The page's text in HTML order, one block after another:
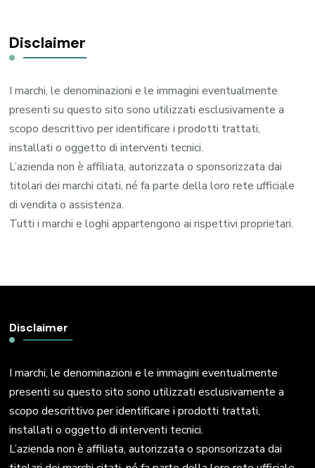
Disclaimer
I marchi, le denominazioni e le immagini eventualmente
presenti su questo sito sono utilizzati esclusivamente a
scopo descrittivo per identificare i prodotti trattati,
installati o oggetto di interventi tecnici.
L’azienda non è affiliata, autorizzata o sponsorizzata dai
titolari dei marchi citati, né fa parte della loro rete ufficiale
di vendita o assistenza.
Tutti i marchi e loghi appartengono ai rispettivi proprietari.
Disclaimer
I marchi, le denominazioni e le immagini eventualmente
presenti su questo sito sono utilizzati esclusivamente a
scopo descrittivo per identificare i prodotti trattati,
installati o oggetto di interventi tecnici.
L’azienda non è affiliata, autorizzata o sponsorizzata dai